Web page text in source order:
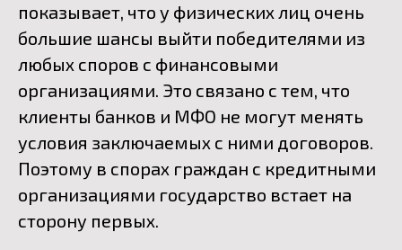
показывает, что у физических лиц очень
большие шансы выйти победителями из
любых споров с финансовыми
организациями. Это связано с тем, что
клиенты банков и МФО не могут менять
условия заключаемых с ними договоров.
Поэтому в спорах граждан с кредитными
организациями государство встает на
сторону первых.